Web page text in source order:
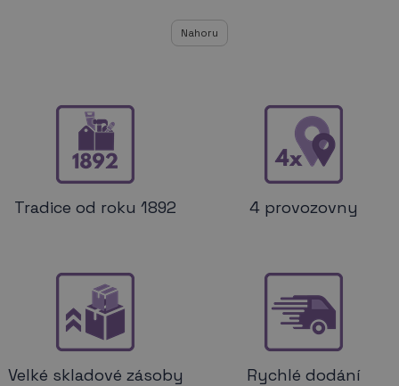
Nahoru
Tradice od roku 1892 4 provozovny
Velké skladové zásoby Rychlé dodání